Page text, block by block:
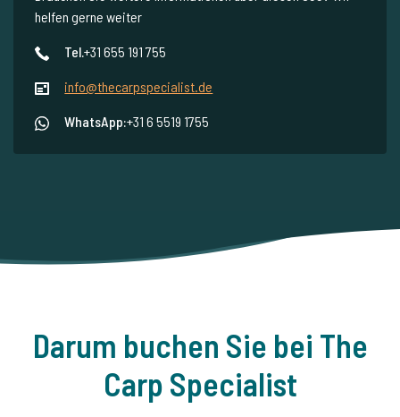
helfen gerne weiter
Tel.+31 655 191 755
info@thecarpspecialist.de
WhatsApp:+31 6 5519 1755
Darum buchen Sie bei The
Carp Specialist